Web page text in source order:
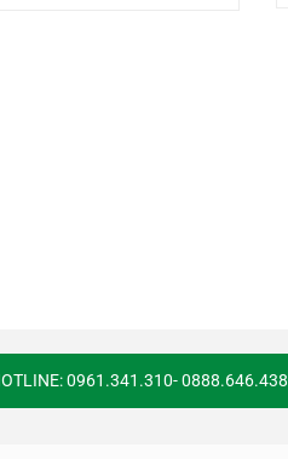
0961.341.310- 0888.646.438